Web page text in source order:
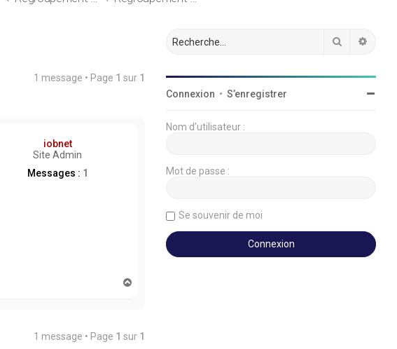
1 message • Page 1 sur 1
iobnet
Site Admin
Messages : 1
1 message • Page 1 sur 1
Rechercher
Connexion • S’enregistrer
Nom d’utilisateur :
Mot de passe :
Se souvenir de moi